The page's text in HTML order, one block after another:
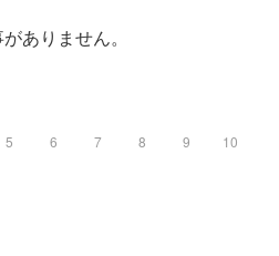
ありません。
5 6 7 8 9 10